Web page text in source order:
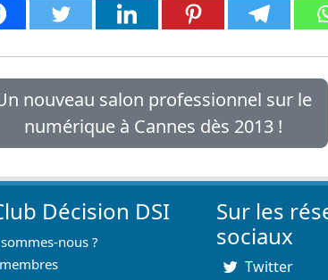
nouveau salon professionnel sur le
numérique à Cannes dès 2013 !
Décision DSI
nous ?
Sur les
sociaux
Twitter